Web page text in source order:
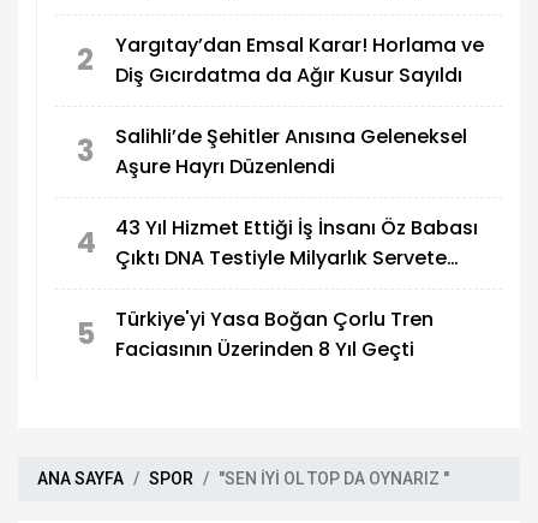
2
Yargıtay’dan Emsal Karar! Horlama ve
Diş Gıcırdatma da Ağır Kusur Sayıldı
3
Salihli’de Şehitler Anısına Geleneksel
Aşure Hayrı Düzenlendi
4
43 Yıl Hizmet Ettiği İş İnsanı Öz Babası
Çıktı DNA Testiyle Milyarlık Servete
5
Türkiye'yi Yasa Boğan Çorlu Tren
Faciasının Üzerinden 8 Yıl Geçti
ANA SAYFA SPOR ''SEN İYİ OL TOP DA OYNARIZ ''